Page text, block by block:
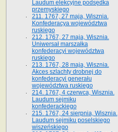
Laudum elekcyjne podsędka
przemyskiego
211. 1767, 27 maja, Wisznia.
Konfederacya województwa
ruskiego
212. 1767, 27 maja, Wisznia.
Uniwersał marszałka
konfederacyi województwa
ruskiego
213. 1767, 28 maja, Wisznia.
Akces szlachty drobnej do
konfederacyi generału
województwa ruskiego
214. 1767, 4 czerwca, Wisznia.
Laudum sejmiku
konfederackiego
215. 1767, 24 sierpnia, Wisznia.
Laudum sejmiku poselskiego
wiszeńskiego